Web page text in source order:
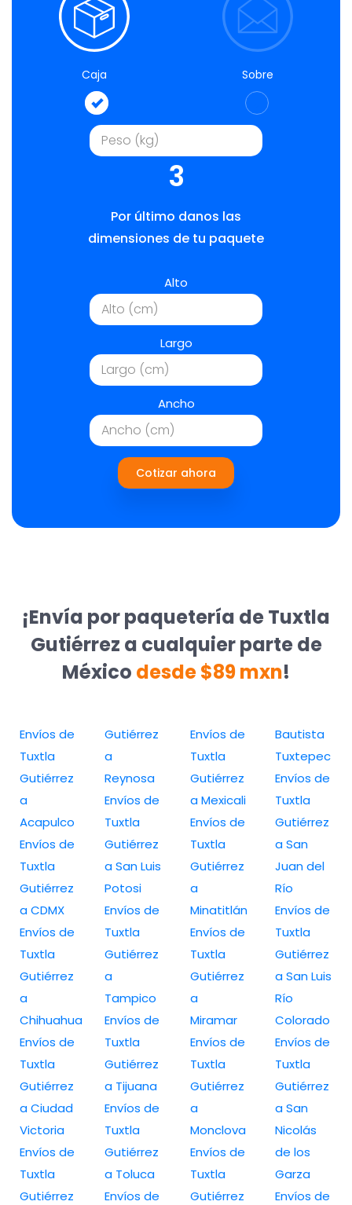
Caja Sobre
3
Por último danos las
dimensiones de tu paquete
Alto
Largo
Ancho
Cotizar ahora
¡Envía por paquetería de Tuxtla
Gutiérrez a cualquier parte de
México desde $89 mxn!
Envíos de
Tuxtla
Gutiérrez
a
Acapulco
Envíos de
Tuxtla
Gutiérrez
a CDMX
Envíos de
Tuxtla
Gutiérrez
a
Chihuahua
Envíos de
Tuxtla
Gutiérrez
a Ciudad
Victoria
Envíos de
Tuxtla
Gutiérrez
Gutiérrez
a
Reynosa
Envíos de
Tuxtla
Gutiérrez
a San Luis
Potosi
Envíos de
Tuxtla
Gutiérrez
a
Tampico
Envíos de
Tuxtla
Gutiérrez
a Tijuana
Envíos de
Tuxtla
Gutiérrez
a Toluca
Envíos de
Envíos de
Tuxtla
Gutiérrez
a Mexicali
Envíos de
Tuxtla
Gutiérrez
a
Minatitlán
Envíos de
Tuxtla
Gutiérrez
a
Miramar
Envíos de
Tuxtla
Gutiérrez
a
Monclova
Envíos de
Tuxtla
Gutiérrez
Bautista
Tuxtepec
Envíos de
Tuxtla
Gutiérrez
a San
Juan del
Río
Envíos de
Tuxtla
Gutiérrez
a San Luis
Río
Colorado
Envíos de
Tuxtla
Gutiérrez
a San
Nicolás
de los
Garza
Envíos de